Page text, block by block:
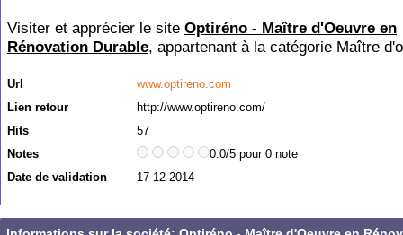
Visiter et apprécier le site Optiréno - Maître d'Oeuvre en
Rénovation Durable, appartenant à la catégorie Maître
Url
www.optireno.com
Lien retour
http://www.optireno.com/
Hits
57
Notes
0.0/5 pour 0 note
Date de validation
17-12-2014